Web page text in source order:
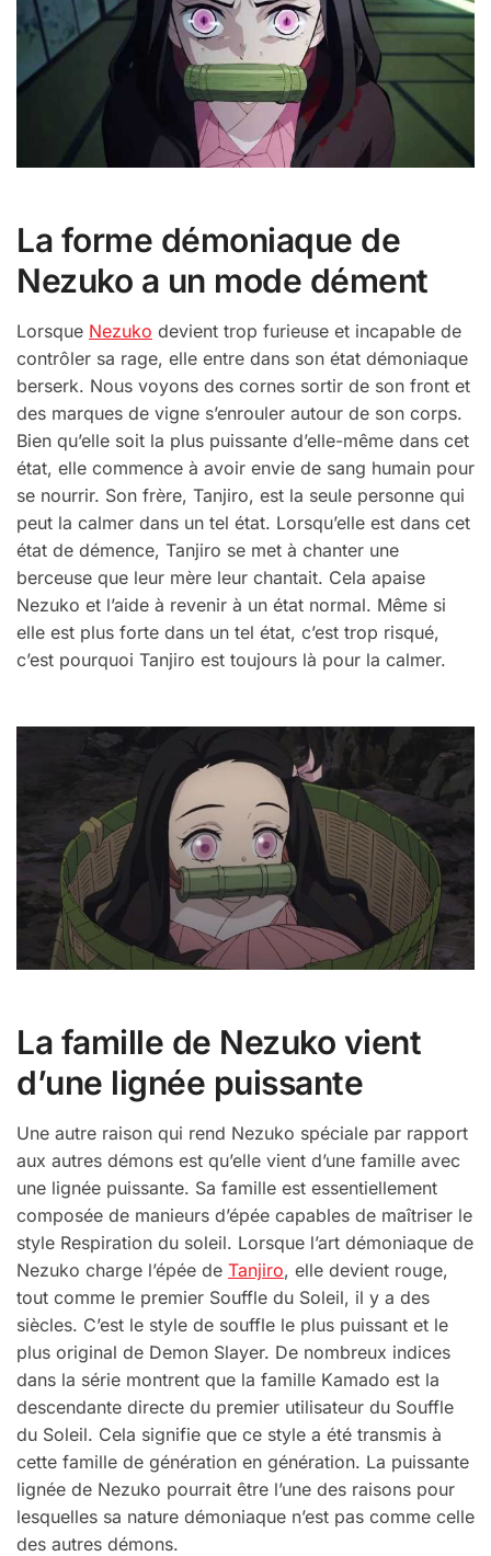
La forme démoniaque de
Nezuko a un mode dément
Lorsque Nezuko devient trop furieuse et incapable de
contrôler sa rage, elle entre dans son état démoniaque
berserk. Nous voyons des cornes sortir de son front et
des marques de vigne s’enrouler autour de son corps.
Bien qu’elle soit la plus puissante d’elle-même dans cet
état, elle commence à avoir envie de sang humain pour
se nourrir. Son frère, Tanjiro, est la seule personne qui
peut la calmer dans un tel état. Lorsqu’elle est dans cet
état de démence, Tanjiro se met à chanter une
berceuse que leur mère leur chantait. Cela apaise
Nezuko et l’aide à revenir à un état normal. Même si
elle est plus forte dans un tel état, c’est trop risqué,
c’est pourquoi Tanjiro est toujours là pour la calmer.
La famille de Nezuko vient
d’une lignée puissante
Une autre raison qui rend Nezuko spéciale par rapport
aux autres démons est qu’elle vient d’une famille avec
une lignée puissante. Sa famille est essentiellement
composée de manieurs d’épée capables de maîtriser le
style Respiration du soleil. Lorsque l’art démoniaque de
Nezuko charge l’épée de Tanjiro, elle devient rouge,
tout comme le premier Souffle du Soleil, il y a des
siècles. C’est le style de souffle le plus puissant et le
plus original de Demon Slayer. De nombreux indices
dans la série montrent que la famille Kamado est la
descendante directe du premier utilisateur du Souffle
du Soleil. Cela signifie que ce style a été transmis à
cette famille de génération en génération. La puissante
lignée de Nezuko pourrait être l’une des raisons pour
lesquelles sa nature démoniaque n’est pas comme celle
des autres démons.